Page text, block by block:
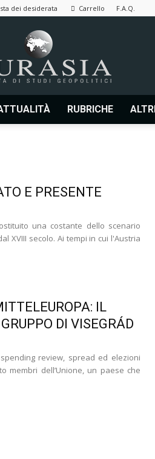
dei desiderata Carrello F.A.Q.
di
RUBRICHE
E PRESENTE
una costante dello scenario
XVIII secolo. Ai tempi in cui l'Austria
IL
DI VISEGRÁD
review, spread ed elezioni
membri dell’Unione, un paese che